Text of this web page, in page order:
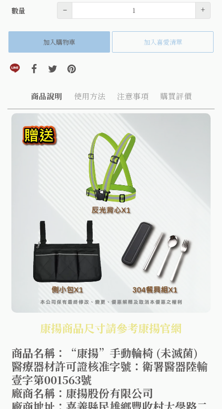
數量 數量– +
加入購物車 加入喜愛清單
分享到line(另開視窗)
分享到facebook(另開視窗)
分享到twitter(另開視窗)
分享到pinterest(另開視窗)
商品說明 使用方法 注意事項 購買評價
康揚商品尺寸請參考康揚官網
商品名稱：“康揚”手動輪椅 (未滅菌)
醫療器材許可證核准字號：衛署醫器陸輸
壹字第001563號
廠商名稱：康揚股份有限公司